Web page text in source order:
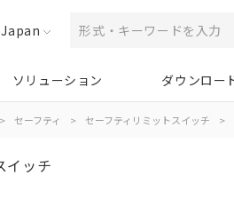
Japan
ソリューション ダウンロー
> セーフティ > セーフティリミットスイッチ >
イッチ